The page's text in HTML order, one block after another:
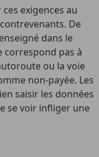
exigences au
De
dans le
correspond pas à
ou la voie
non-payée. Les
saisir les données
se voir infliger une